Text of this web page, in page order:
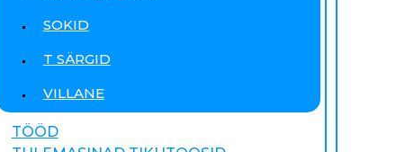
SOKID
T SÄRGID
VILLANE
TÖÖD